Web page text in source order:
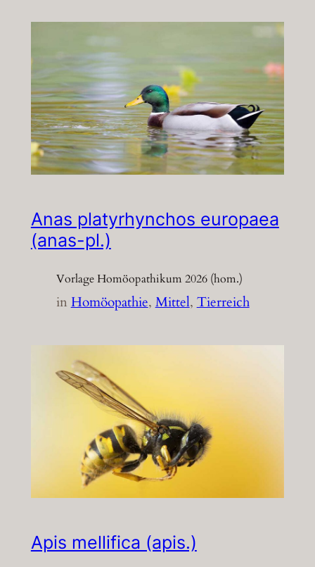
Anas platyrhynchos europaea
(anas-pl.)
Vorlage Homöopathikum 2026 (hom.)
inHomöopathie, Mittel, Tierreich
Apis mellifica (apis.)